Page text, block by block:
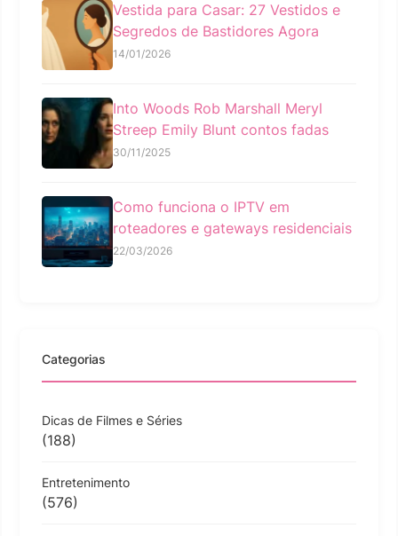
Vestida para Casar: 27 Vestidos e
Segredos de Bastidores Agora
14/01/2026
Into Woods Rob Marshall Meryl
Streep Emily Blunt contos fadas
30/11/2025
Como funciona o IPTV em
roteadores e gateways residenciais
22/03/2026
Categorias
Dicas de Filmes e Séries
(188)
Entretenimento
(576)